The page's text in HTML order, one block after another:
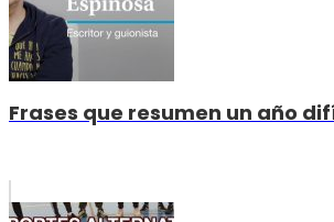
Frases que resumen un año